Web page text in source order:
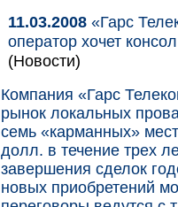
11.03.2008 «Гарс
оператор хочет
(Новости)
Компания «Гарс
рынок локальных
семь «карманных»
долл. в течение трех
завершения сделок
новых приобретений